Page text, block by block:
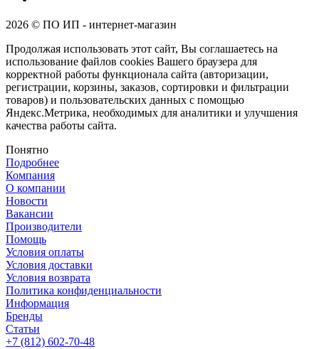
2026 © ПО ИП - интернет-магазин
Продолжая использовать этот сайт, Вы соглашаетесь на
использование файлов cookies Вашего браузера для
корректной работы функционала сайта (авторизации,
регистрации, корзины, заказов, сортировки и фильтрации
товаров) и пользовательских данных с помощью
Яндекс.Метрика, необходимых для аналитики и улучшения
качества работы сайта.
Понятно
Подробнее
Компания
О компании
Новости
Вакансии
Производители
Помощь
Условия оплаты
Условия доставки
Условия возврата
Политика конфиденциальности
Информация
Бренды
Статьи
+7 (812) 602-70-48